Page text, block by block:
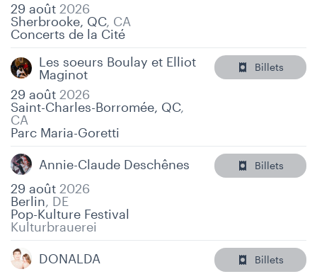
29 août 2026
Sherbrooke, QC, CA
Concerts de la Cité
Les soeurs Boulay et Elliot
Maginot
29 août 2026
Saint-Charles-Borromée, QC,
CA
Parc Maria-Goretti
Billets
Annie-Claude Deschênes
29 août 2026
Berlin, DE
Pop-Kulture Festival
Kulturbrauerei
Billets
DONALDA
Billets